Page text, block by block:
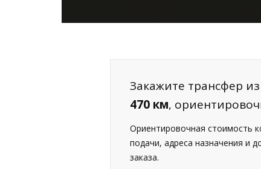
Закажите трансфер
470 км,
Ориентировочная стоимость
подачи, адреса назначения и
заказа.